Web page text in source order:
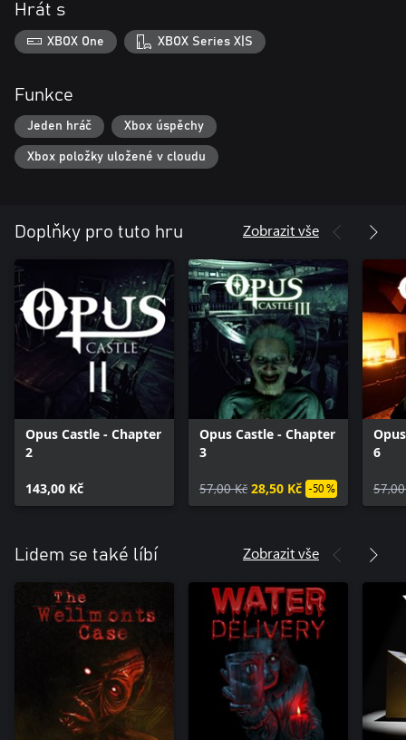
Hrát s
XBOX One XBOX Series X|S
Funkce
Jeden hráč Xbox úspěchy
Xbox položky uložené v cloudu
Doplňky pro tuto hru Zobrazit vše
Opus Castle - Chapter
2
143,00 Kč
Opus Castle - Chapter
3
57,00 Kč 28,50 Kč -50 %
6
Lidem se také líbí Zobrazit vše